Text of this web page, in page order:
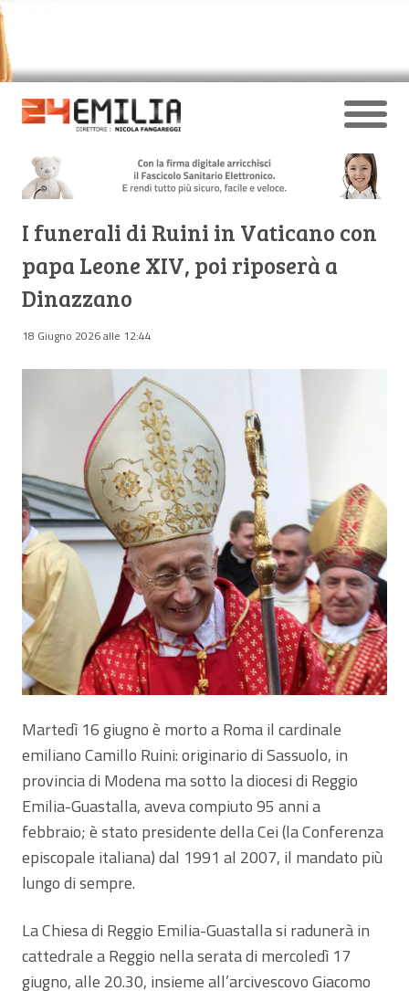
I funerali di Ruini in Vaticano con
papa Leone XIV, poi riposerà a
Dinazzano
18 Giugno 2026 alle 12:44
Martedì 16 giugno è morto a Roma il cardinale
emiliano Camillo Ruini: originario di Sassuolo, in
provincia di Modena ma sotto la diocesi di Reggio
Emilia-Guastalla, aveva compiuto 95 anni a
febbraio; è stato presidente della Cei (la Conferenza
episcopale italiana) dal 1991 al 2007, il mandato più
lungo di sempre.
La Chiesa di Reggio Emilia-Guastalla si radunerà in
cattedrale a Reggio nella serata di mercoledì 17
giugno, alle 20.30, insieme all’arcivescovo Giacomo